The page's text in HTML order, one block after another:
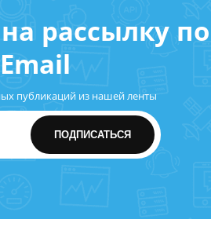
рассылку по
Email
публикаций из нашей ленты